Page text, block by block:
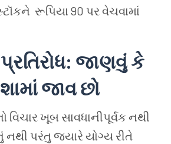
રૂપિયા 90 પરવેચવામાં
પ્રતિરોધ: જાણવુંકે
જાવછો
વિચારખૂબ સાવધાનીપૂર્વકનથી
નથી પરંતુજ્યારેયોગ્ય રીતે